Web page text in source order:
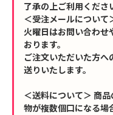
了承の上ご利用くださ
＜受注メールについて
火曜日はお問い合わせ
おります。
ご注文いただいた方へ
送りいたします。
＜送料について＞ 商
物が複数個口になる場